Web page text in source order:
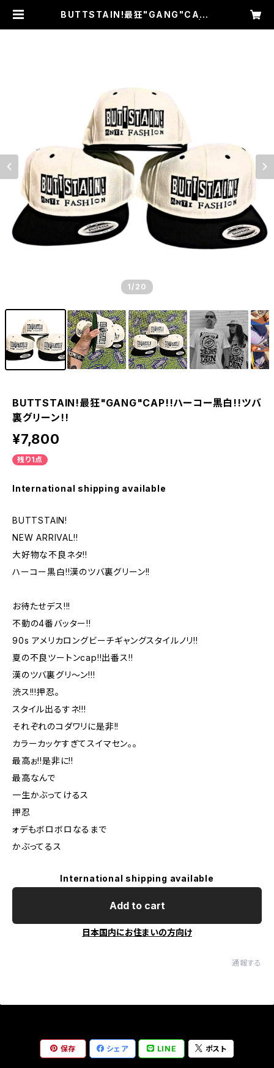
BUTTSTAIN!最狂"GANG"CAP!!
1 /20
BUTTSTAIN!最狂"GANG"CAP!!ハーコー黒白!!ツバ
裏グリーン!!
¥7,800
残り1点
International shipping available
BUTTSTAIN!
NEW ARRIVAL!!
大好物な不良ネタ!!
ハーコー黒白!!漢のツバ裏グリーン!!
お待たせデス!!!
不動の4番バッター!!
90s アメリカロングビーチギャングスタイルノリ!!
夏の不良ツートンcap!!出番ス!!
漢のツバ裏グリ〜ン!!!
渋ス!!!押忍。
スタイル出るすネ!!!
それぞれのコダワリに是非!!
カラーカッケすぎてスイマセン。。
最高ぉ!!是非に!!
最高なんで
一生かぶってけるス
押忍
ォデもボロボロなるまで
かぶってるス
International shipping available
Add to cart
日本国内にお住まいの方向け
通報する
保存 シェア LINE ポスト